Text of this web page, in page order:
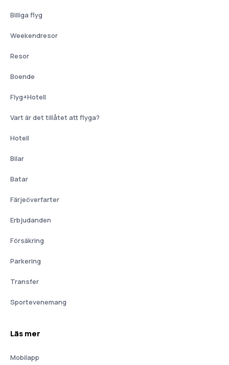
Billiga flyg
Weekendresor
Resor
Boende
Flyg+Hotell
Vart är det tillåtet att flyga?
Hotell
Bilar
Batar
Färjeöverfarter
Erbjudanden
Försäkring
Parkering
Transfer
Sportevenemang
Läs mer
Mobilapp